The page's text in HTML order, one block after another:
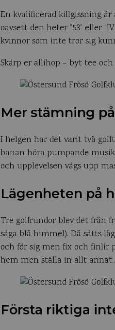
En kvalificerad killgissning
oavsett den heter ”53” eller
kvinnor som inte tror sig
Skärp er allihop – byt tee
Mer stämning
I helgen har det varit två
banan höra pumpande
och upplevelsen vägs upp
Lägenheten på
Tre golfrundor blev det från
säga blå himmel). Då sätts
och för sig men fix och finlir
hem men ställa in allt
Första riktiga